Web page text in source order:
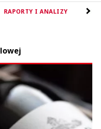
RAPORTY I ANALIZY